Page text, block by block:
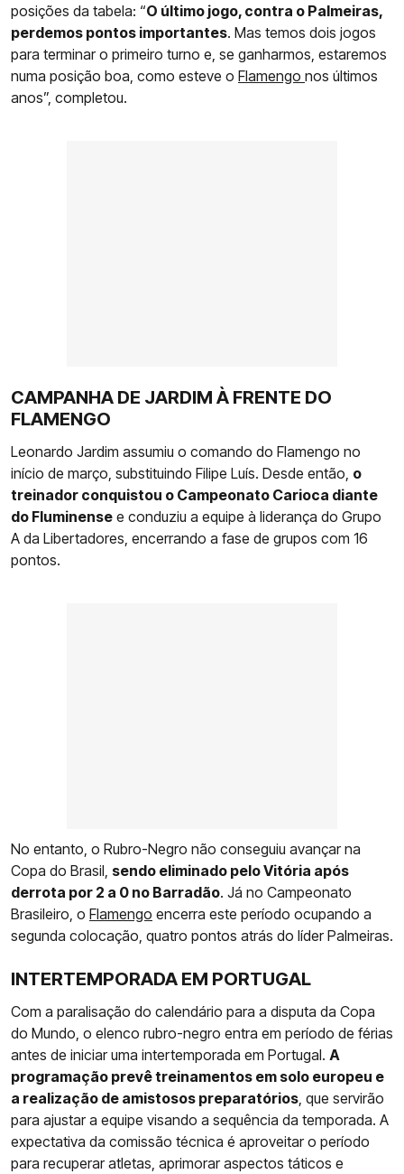
posições da tabela: “O último jogo, contra o Palmeiras,
perdemos pontos importantes. Mas temos dois jogos
para terminar o primeiro turno e, se ganharmos, estaremos
numa posição boa, como esteve o Flamengo nos últimos
anos”, completou.
CAMPANHA DE JARDIM À FRENTE DO
FLAMENGO
Leonardo Jardim assumiu o comando do Flamengo no
início de março, substituindo Filipe Luís. Desde então, o
treinador conquistou o Campeonato Carioca diante
do Fluminense e conduziu a equipe à liderança do Grupo
A da Libertadores, encerrando a fase de grupos com 16
pontos.
No entanto, o Rubro-Negro não conseguiu avançar na
Copa do Brasil, sendo eliminado pelo Vitória após
derrota por 2 a 0 no Barradão. Já no Campeonato
Brasileiro, o Flamengo encerra este período ocupando a
segunda colocação, quatro pontos atrás do líder Palmeiras.
INTERTEMPORADA EM PORTUGAL
Com a paralisação do calendário para a disputa da Copa
do Mundo, o elenco rubro-negro entra em período de férias
antes de iniciar uma intertemporada em Portugal. A
programação prevê treinamentos em solo europeu e
a realização de amistosos preparatórios , que servirão
para ajustar a equipe visando a sequência da temporada. A
expectativa da comissão técnica é aproveitar o período
para recuperar atletas, aprimorar aspectos táticos e